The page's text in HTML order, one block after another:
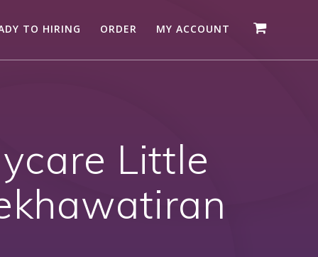
TO HIRING ORDER MY ACCOUNT
Little